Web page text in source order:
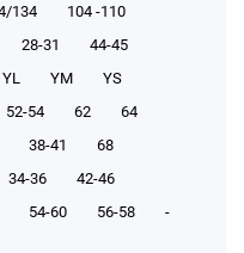
134
104 -110
28-31
44-45
YL YM
YS
52-54 62
64
38-41
68
34-36
42-46
54-60 56-58 -